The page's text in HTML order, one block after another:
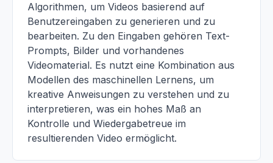
Algorithmen, um Videos basierend auf
Benutzereingaben zu generieren und zu
bearbeiten. Zu den Eingaben gehören Text-
Prompts, Bilder und vorhandenes
Videomaterial. Es nutzt eine Kombination aus
Modellen des maschinellen Lernens, um
kreative Anweisungen zu verstehen und zu
interpretieren, was ein hohes Maß an
Kontrolle und Wiedergabetreue im
resultierenden Video ermöglicht.